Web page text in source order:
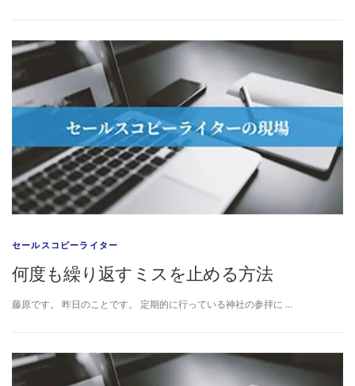
セールスコピーライター
何度も繰り返すミスを止める方法
藤原です。 昨日のことです。 定期的に行っている神社の参拝に …